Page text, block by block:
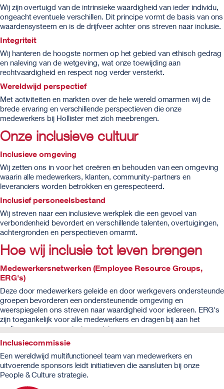
Wij zijn overtuigd van de intrinsieke waardigheid van ieder individu,
ongeacht eventuele verschillen. Dit principe vormt de basis van ons
waardensysteem en is de drijfveer achter ons streven naar inclusie.
Integriteit
Wij hanteren de hoogste normen op het gebied van ethisch gedrag
en naleving van de wetgeving, wat onze toewijding aan
rechtvaardigheid en respect nog verder versterkt.
Wereldwijd perspectief
Met activiteiten en markten over de hele wereld omarmen wij de
brede ervaring en verschillende perspectieven die onze
medewerkers bij Hollister met zich meebrengen.
Onze inclusieve cultuur
Inclusieve omgeving
Wij zetten ons in voor het creëren en behouden van een omgeving
waarin alle medewerkers, klanten, community-partners en
leveranciers worden betrokken en gerespecteerd.
Inclusief personeelsbestand
Wij streven naar een inclusieve werkplek die een gevoel van
verbondenheid bevordert en verschillende talenten, overtuigingen,
achtergronden en perspectieven omarmt.
Hoe wij inclusie tot leven brengen
Medewerkersnetwerken (Employee Resource Groups,
ERG's)
Deze door medewerkers geleide en door werkgevers ondersteunde
groepen bevorderen een ondersteunende omgeving en
weerspiegelen ons streven naar waardigheid voor iedereen. ERG's
zijn toegankelijk voor alle medewerkers en dragen bij aan het
realiseren van onze missie en visie.
Inclusiecommissie
Een wereldwijd multifunctioneel team van medewerkers en
uitvoerende sponsors leidt initiatieven die aansluiten bij onze
People & Culture strategie.